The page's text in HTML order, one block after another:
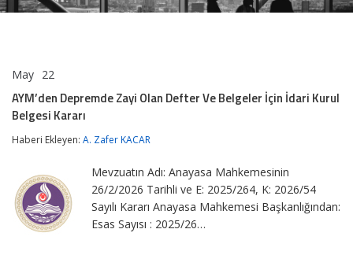
May 22
Zayi
Olan
Ve
Kurul
Belgesi
Kararı
AYM’den Depremde Zayi Olan Defter Ve Belgeler İçin İdari Kurul
Belgesi Kararı
Haberi Ekleyen: A. Zafer KACAR
Mevzuatın Adı: Anayasa Mahkemesinin
26/2/2026 Tarihli ve E: 2025/264, K: 2026/54
Sayılı Kararı Anayasa Mahkemesi Başkanlığından:
Esas Sayısı : 2025/26…